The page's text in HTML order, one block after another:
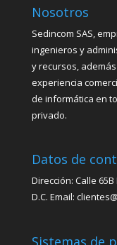
Nosotros
Sedincom SAS,
ingenieros y
y recursos,
experiencia
de informática en
privado.
Datos de
Dirección: Calle
D.C. Email:
Sistemas de